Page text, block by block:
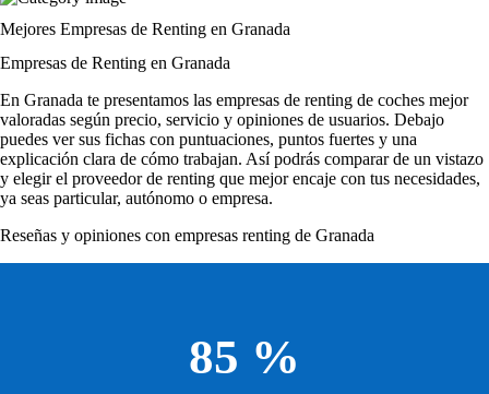
Mejores Empresas de Renting en Granada
Empresas de Renting en Granada
En Granada te presentamos las empresas de renting de coches mejor
valoradas según precio, servicio y opiniones de usuarios. Debajo
puedes ver sus fichas con puntuaciones, puntos fuertes y una
explicación clara de cómo trabajan. Así podrás comparar de un vistazo
y elegir el proveedor de renting que mejor encaje con tus necesidades,
ya seas particular, autónomo o empresa.
Reseñas y opiniones con empresas renting de Granada
85 %